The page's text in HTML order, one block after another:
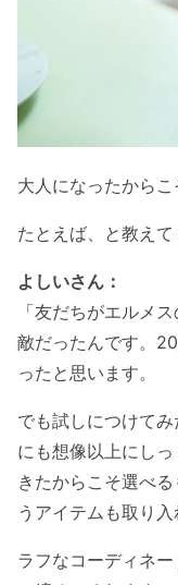
大人になったからこ
たとえば、と教えて
よしいさん：
「友だちがエルメ
敵だったんです。
ったと思います。
でも試しにつけて
にも想像以上にし
きたからこそ選べ
うアイテムも取り
ラフなコーディネ